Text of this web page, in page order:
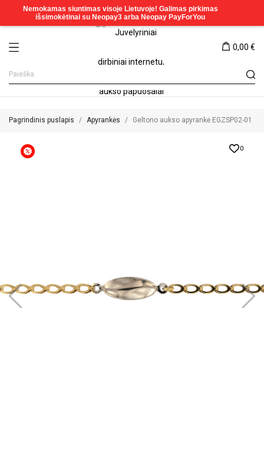
0,00 €
Pagrindinis puslapis Apyrankės Geltono aukso apyrankė EGZSP02-01
0